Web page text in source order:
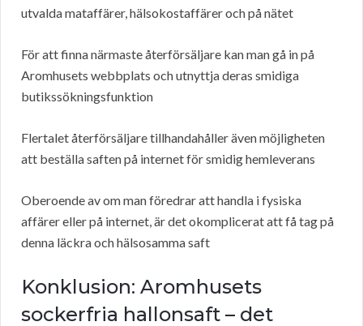
utvalda mataffärer, hälsokostaffärer och på nätet
För att finna närmaste återförsäljare kan man gå in på
Aromhusets webbplats och utnyttja deras smidiga
butikssökningsfunktion
Flertalet återförsäljare tillhandahåller även möjligheten
att beställa saften på internet för smidig hemleverans
Oberoende av om man föredrar att handla i fysiska
affärer eller på internet, är det okomplicerat att få tag på
denna läckra och hälsosamma saft
Konklusion: Aromhusets
sockerfria hallonsaft – det